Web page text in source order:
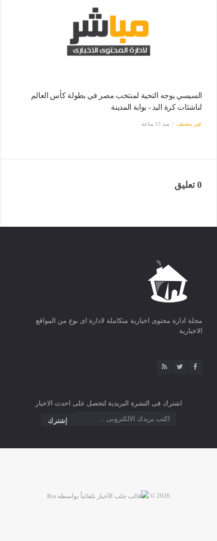
السيسي يوجه التحية لمنتخب مصر في بطولة كأس العالم
لناشئات كرة اليد - بوابة المدينة
غير مصنف منذ 15 ساعة
0 تعليق
مجلة ادارة محتوى اخبارية متكاملة لادارة اى نوع من المواقع
الاخبارية
اشترك فى النشرة البريدية لتحصل على احدث الاخبار
2026 ©